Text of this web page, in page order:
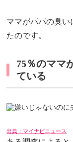
ママがパパの臭い
たのです。
75％のママ
ている
出典：マイナビニュース